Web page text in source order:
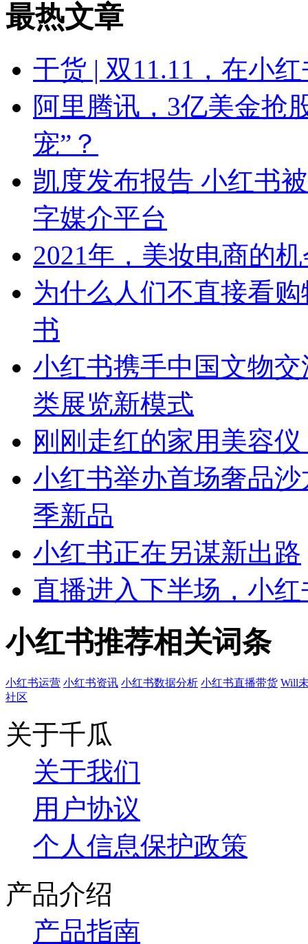
最热文章
干货 | 双11.11，在小
阿里腾讯，3亿美金抢
宠”？
凯度发布报告 小红书
字媒介平台
2021年，美妆电商的
为什么人们不直接看
书
小红书携手中国文物
类展览新模式
刚刚走红的家用美容
小红书举办首场奢品
季新品
小红书正在另谋新出路
直播进入下半场，小
小红书推荐相关词条
小红书运营 小红书资讯 小红书数据分析 小红书直播带货 Will
社区
关于千瓜
关于我们
用户协议
个人信息保护政策
产品介绍
产品指南